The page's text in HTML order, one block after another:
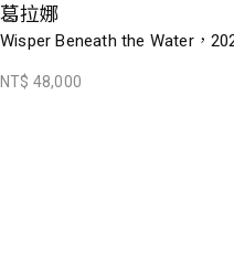
葛拉娜
Wisper Beneath the Water，
NT$ 48,000